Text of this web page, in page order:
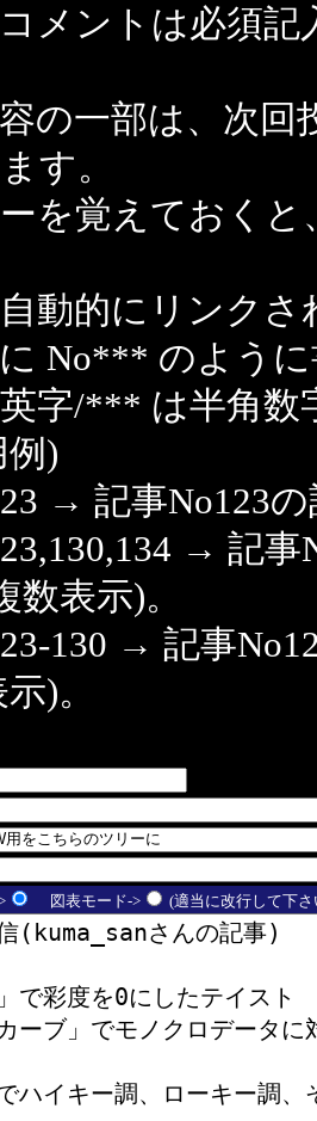
メントは必須
の一部は、次
す。
を覚えておく
動的にリンクさ
No*** のよう
字/*** は半角数
例)
→ 記事No123
→ 記
数表示)。
130 → 記事
)。
図表モード-> (適当に改行して下